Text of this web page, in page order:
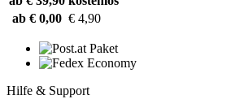
ab € 0,00 € 4,90
Hilfe & Support